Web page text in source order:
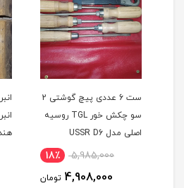
ست 6 عددی پیچ گوشتی 2
سو چکش خور TGL روسیه
اصلی مدل USSR D6
5,985,000 18٪
4,908,000 تومان